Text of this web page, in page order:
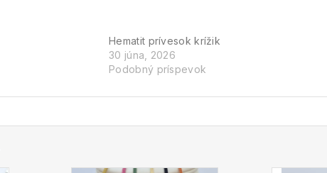
Hematit prívesok krížik
30 júna, 2026
Podobný príspevok